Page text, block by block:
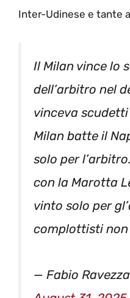
Inter-Udinese e tante
Il Milan vince lo
dell’arbitro nel
vinceva
Milan batte il
solo per
con la Marotta
vinto solo per
complottisti
— Fabio